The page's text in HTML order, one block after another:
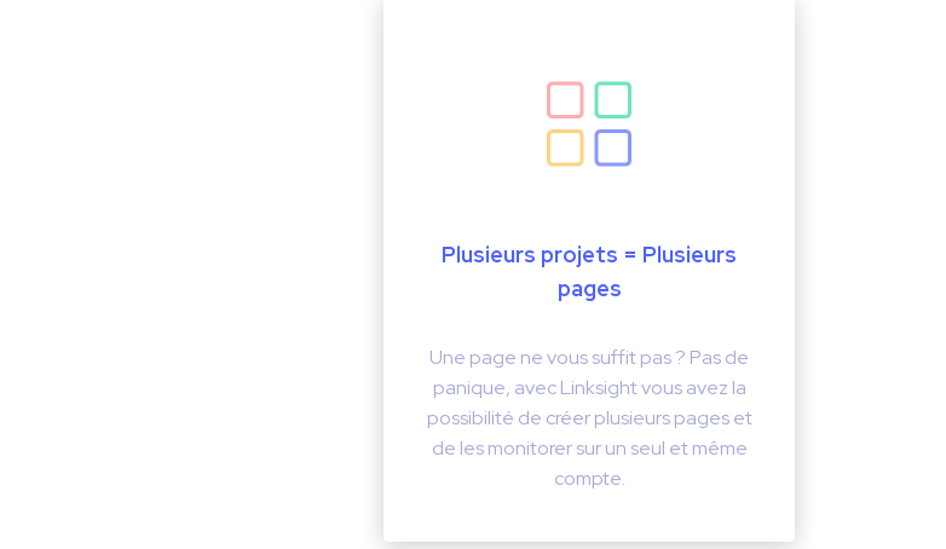
Plusieurs projets = Plusieurs
pages
Une page ne vous suffit pas ? Pas de
panique, avec Linksight vous avez la
possibilité de créer plusieurs pages et
de les monitorer sur un seul et même
compte.